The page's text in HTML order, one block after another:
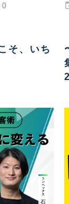
そ、いち